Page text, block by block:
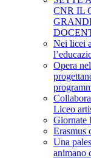
CNR IL
Nei licei
Opera
Liceo
Giornate
Erasmus
Una
animano